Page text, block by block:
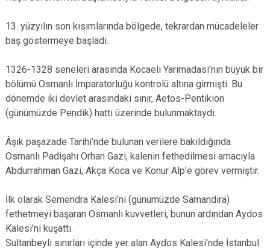
Esenler
Eyüpsultan
Silivri
Sancaktepe
13. yüzyılın son kısımlarında bölgede, tekrardan mücadeleler
baş göstermeye başladı.
1326-1328 seneleri arasında Kocaeli Yarımadası’nın büyük bir
bölümü Osmanlı İmparatorluğu kontrolü altına girmişti. Bu
dönemde iki devlet arasındaki sınır, Aetos-Pentikion
(günümüzde Pendik) hattı üzerinde bulunmaktaydı.
Âşık paşazade Tarihi’nde bulunan verilere bakıldığında
Osmanlı Padişahı Orhan Gazi, kalenin fethedilmesi amacıyla
Abdurrahman Gazi, Akça Koca ve Konur Alp’e görev vermiştir.
İlk olarak Semendra Kalesi’ni (günümüzde Samandıra)
fethetmeyi başaran Osmanlı kuvvetleri, bunun ardından Aydos
Kalesi’ni kuşattı.
Sultanbeyli sınırları içinde yer alan Aydos Kalesi'nde İstanbul